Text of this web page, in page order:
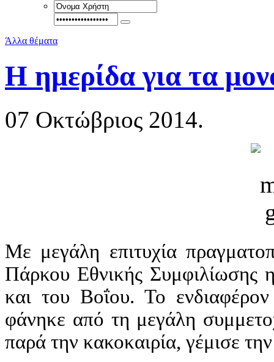
Άλλα θέματα
Η ημερίδα για τα
07 Οκτώβριος 2014.
Με μεγάλη επιτυχία
Πάρκου Εθνικής Συμφιλίωσης
και του Βοΐου. Το
φάνηκε από τη μεγάλη
παρά την κακοκαιρία, γέμισε